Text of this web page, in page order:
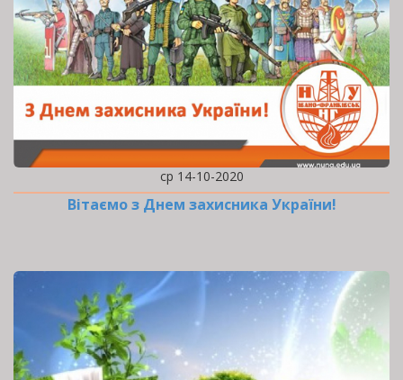
ср 14-10-2020
Вітаємо з Днем захисника України!